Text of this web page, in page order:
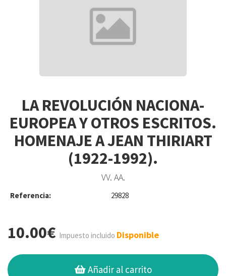
LA REVOLUCIÓN NACIONA-
EUROPEA Y OTROS ESCRITOS.
HOMENAJE A JEAN THIRIART
(1922-1992).
VV. AA.
Referencia: 29828
10.00€ Impuesto incluido Disponible
Añadir al carrito